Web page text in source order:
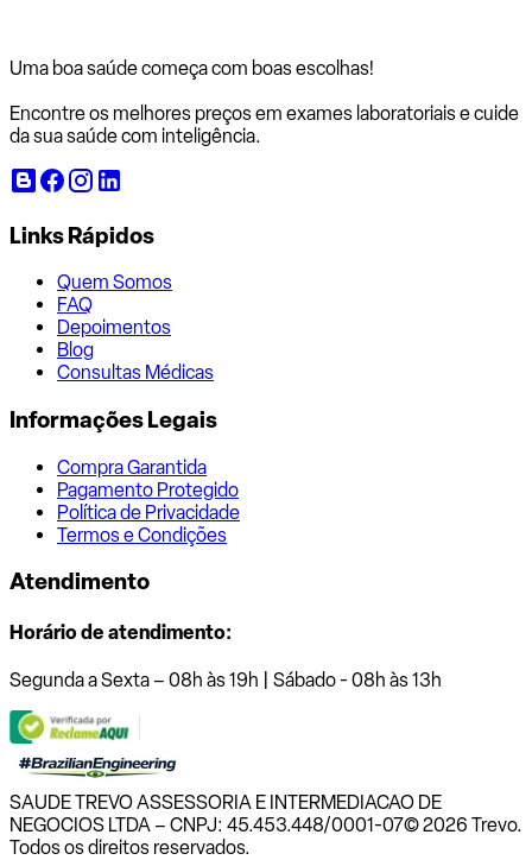
Uma boa saúde começa com boas escolhas!
Encontre os melhores preços em exames laboratoriais e cuide
da sua saúde com inteligência.
Links Rápidos
Quem Somos
FAQ
Depoimentos
Blog
Consultas Médicas
Informações Legais
Compra Garantida
Pagamento Protegido
Política de Privacidade
Termos e Condições
Atendimento
Horário de atendimento:
Segunda a Sexta – 08h às 19h | Sábado - 08h às 13h
SAUDE TREVO ASSESSORIA E INTERMEDIACAO DE
NEGOCIOS LTDA – CNPJ: 45.453.448/0001-07© 2026 Trevo.
Todos os direitos reservados.